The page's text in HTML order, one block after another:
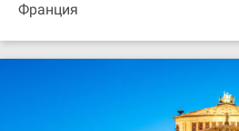
Франция